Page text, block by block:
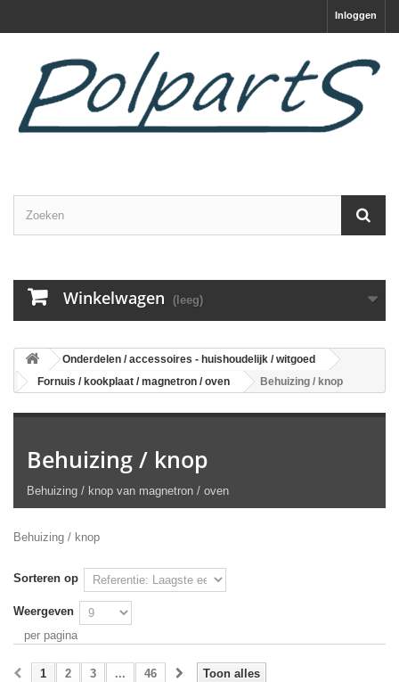
Inloggen
Winkelwagen (leeg)
Onderdelen / accessoires - huishoudelijk / witgoed
Fornuis / kookplaat / magnetron / oven
Behuizing / knop
Behuizing / knop
Behuizing / knop van magnetron / oven
Behuizing / knop
Sorteren op
Weergeven
per pagina
Toon alles
1 2 3 ... 46